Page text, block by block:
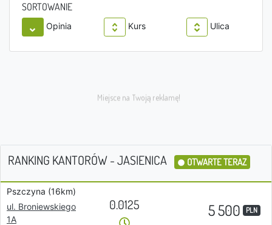
SORTOWANIE
Opinia Kurs Ulica
RANKING KANTORÓW - JASIENICA OTWARTE TERAZ
Pszczyna (16km)
ul. Broniewskiego
1A
0.0125 5 500 PLN